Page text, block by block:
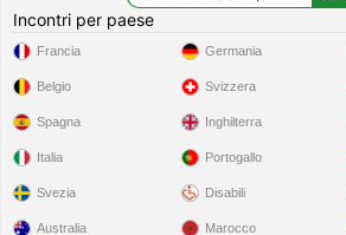
Incontri per paese
Francia
Belgio
Spagna
Italia
Svezia
Germania
Svizzera
Inghilterra
Portogallo
Disabili
Australia Marocco